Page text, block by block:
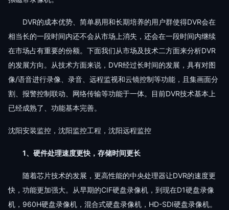
DVR的成本优势、简单易用和长期培养的用户群使得DVR会在
相当长的一段时间内还不会从市场上消失，还会在一段时间内继续
在市场占有重要的份额。下面我们从市场及技术二方面来分析DVR
的发展方向。从技术方面来说，DVR经过长时间的发展，具有对图
像/语音进行录像、录音、远程监视和云镜控制等功能，且集画面分
割、报警控制联动、网络传输等功能于一体。目前DVR技术基本上
已经成熟了、功能基本完善。
沈阳安装监控，沈阳监控工程，沈阳远程监控
1、硬件处理速度更快，存储时间更长
随着芯片技术的发展，更高性能的中央处理器让DVR的速度更
快，功能更加强大。从早期的CIF硬盘录像机，到现在D1硬盘录像
机，960H硬盘录像机，混合式硬盘录像机，HD-SDI硬盘录像机。